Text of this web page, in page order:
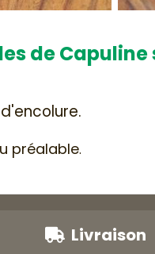
de
préalable.
 Livraison